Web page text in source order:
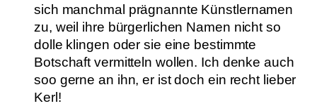
sich manchmal prägnannte Künstlernamen
zu, weil ihre bürgerlichen Namen nicht so
dolle klingen oder sie eine bestimmte
Botschaft vermitteln wollen. Ich denke auch
soo gerne an ihn, er ist doch ein recht lieber
Kerl!